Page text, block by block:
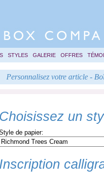
STYLES GALERIE OFFRES
Personnalisez votre article -
Choisissez un
de papier:
Inscription